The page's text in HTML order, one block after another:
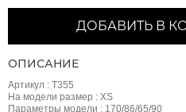
ДОБАВИТЬ В
ОПИСАНИЕ
Артикул : Т355
На модели размер : ХS
Параметры модели : 170/86/65/90